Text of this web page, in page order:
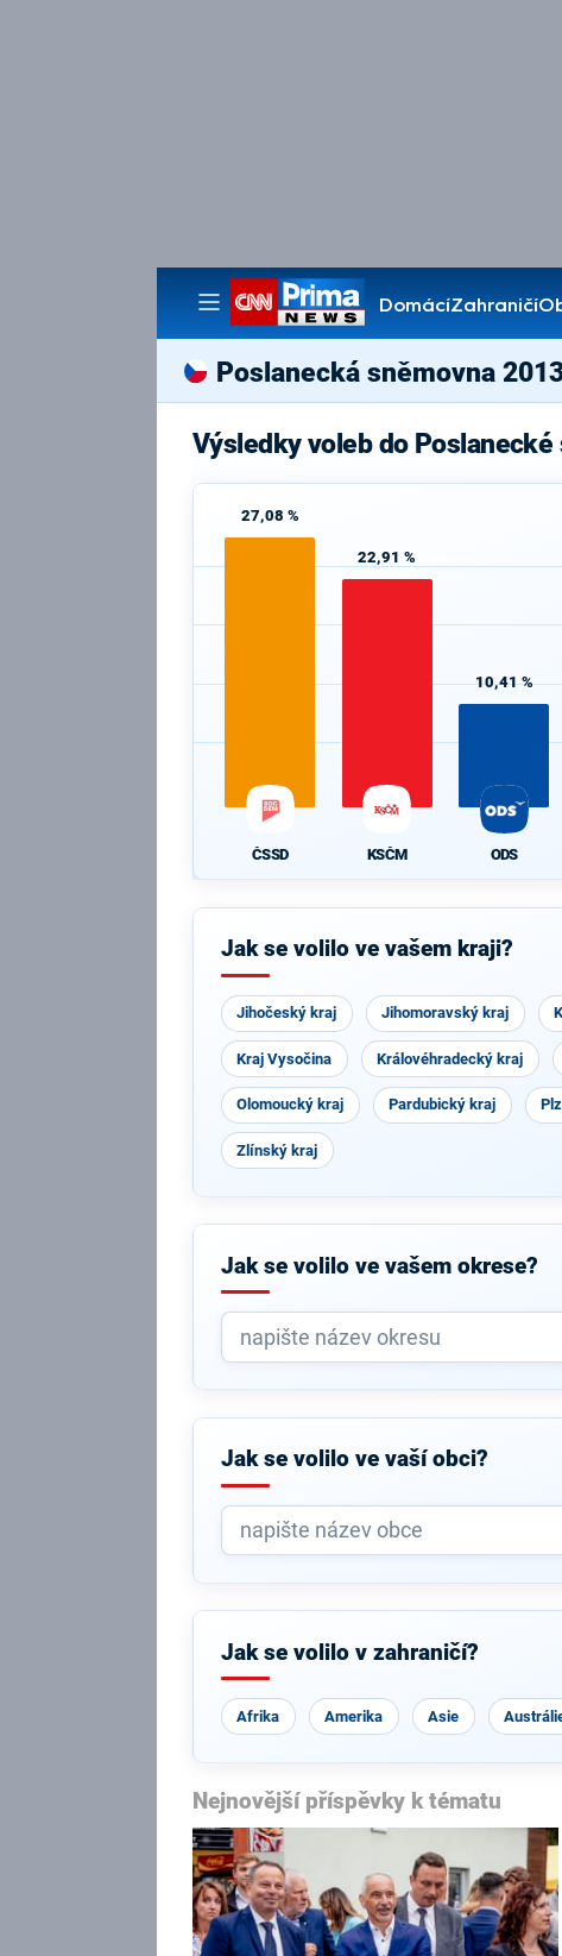
DomácíZahraničí
Pořady
Poslanecká sněmovna
Výsledky voleb do
27,08 %
ČSSD
22,91 %
KSČM
10,41 %
ODS
Jak se volilo ve vašem kraji?
Jihočeský kraj Jihomoravský kraj
Kraj Vysočina Královéhradecký kraj
Olomoucký kraj Pardubický kraj
Zlínský kraj
Jak se volilo ve vašem okrese?
Jak se volilo ve vaší obci?
Jak se volilo v zahraničí?
Afrika Amerika Asie
Nejnovější příspěvky k tématu